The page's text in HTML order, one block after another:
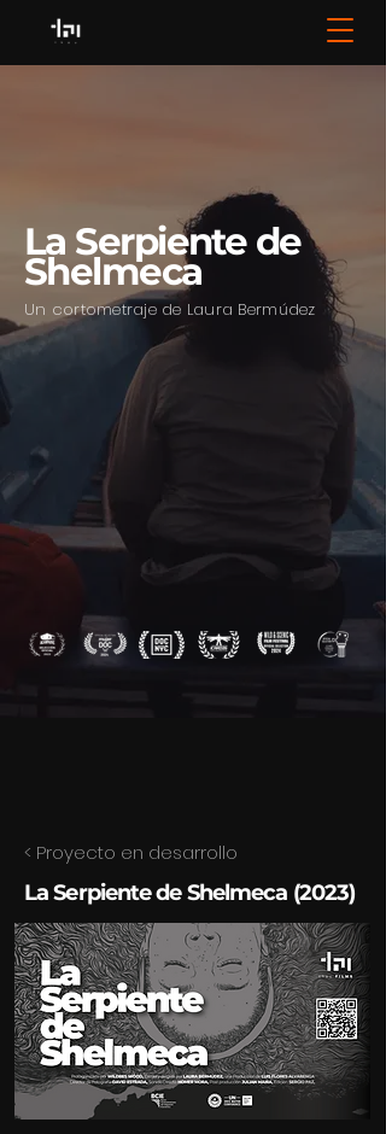
La Serpiente de
Shelmeca
Un cortometraje de Laura Bermúdez
< Proyecto en desarrollo
La Serpiente de Shelmeca (2023)